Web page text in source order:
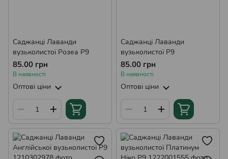
Саджанці Рододендронів Саджанці Дипладенії
Саджанці Каріоптеріса Саджанці Фотинії
Саджанці Пієріса Саджанці Лагерстремії
Саджанці Еріки Саджанці Вереску
Саджанці Лаванди
вузьколистої Розеа Р9
85.00 грн
В наявності
Оптові ціни
Саджанці Лаванди
вузьколистої Р9
85.00 грн
В наявності
Оптові ціни